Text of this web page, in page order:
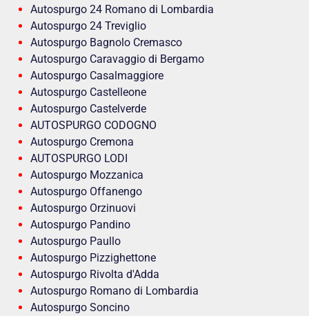
Autospurgo 24 Romano di Lombardia
Autospurgo 24 Treviglio
Autospurgo Bagnolo Cremasco
Autospurgo Caravaggio di Bergamo
Autospurgo Casalmaggiore
Autospurgo Castelleone
Autospurgo Castelverde
AUTOSPURGO CODOGNO
Autospurgo Cremona
AUTOSPURGO LODI
Autospurgo Mozzanica
Autospurgo Offanengo
Autospurgo Orzinuovi
Autospurgo Pandino
Autospurgo Paullo
Autospurgo Pizzighettone
Autospurgo Rivolta d'Adda
Autospurgo Romano di Lombardia
Autospurgo Soncino